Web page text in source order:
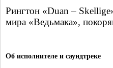
Рингтон «Duan –
мира «Ведьмака»,
Об исполнителе и саундтреке